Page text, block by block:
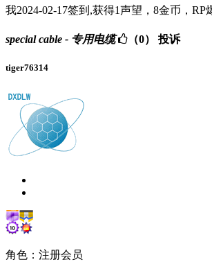
我2024-02-17签到,获得1声望，8金币，RP
special cable - 专用电缆 （0） 投诉
tiger76314
角色：注册会员